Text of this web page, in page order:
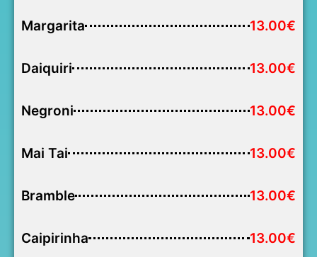
Margarita 13.00€
Daiquiri 13.00€
Negroni 13.00€
Mai Tai 13.00€
Bramble 13.00€
Caipirinha 13.00€